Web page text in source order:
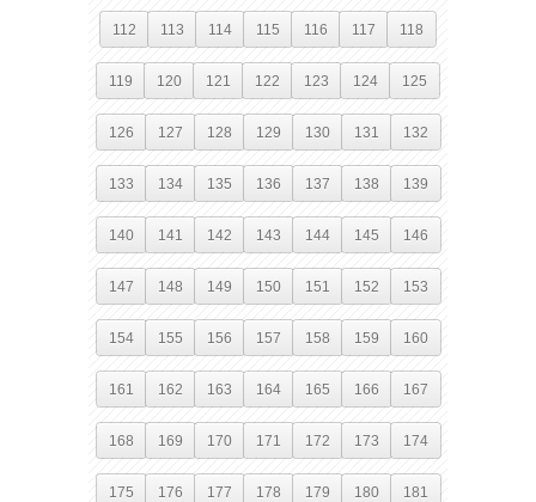
112 113 114 115 116 117 118
119 120 121 122 123 124 125
126 127 128 129 130 131 132
133 134 135 136 137 138 139
140 141 142 143 144 145 146
147 148 149 150 151 152 153
154 155 156 157 158 159 160
161 162 163 164 165 166 167
168 169 170 171 172 173 174
175 176 177 178 179 180 181